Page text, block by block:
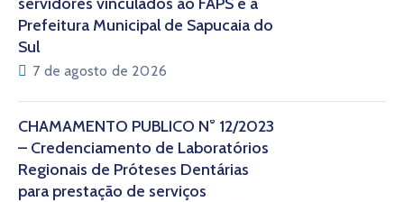
Prefeitura Municipal de Sapucaia do
Sul
7 de agosto de 2026
CHAMAMENTO PÚBLICO N° 12/2023
– Credenciamento de Laboratórios
Regionais de Próteses Dentárias
para prestação de serviços